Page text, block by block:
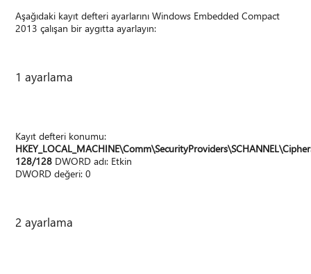
Aşağıdaki kayıt defteri ayarlarını Windows Embedded Compact
2013 çalışan bir aygıtta ayarlayın:
1 ayarlama
Kayıt defteri konumu:
128/128 DWORD adı: Etkin
DWORD değeri: 0
2 ayarlama